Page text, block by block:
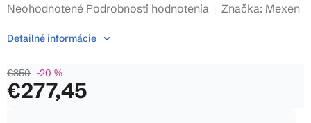
Priemerné
produktu
0,0
z
Neohodnotené Podrobnosti hodnotenia Značka: Mexen
€350 –20 %
€277,45
Detailné informácie